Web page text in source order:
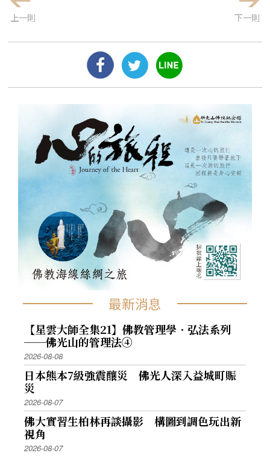
上一則 下一則
最新消息
【星雲大師全集21】佛教管理學．弘法系列
──佛光山的管理法④
2026-08-08
日本熊本7級強震釀災 佛光人深入益城町賑
災
2026-08-07
佛大實習生柏林再談攝影 構圖到調色玩出新
視角
2026-08-07